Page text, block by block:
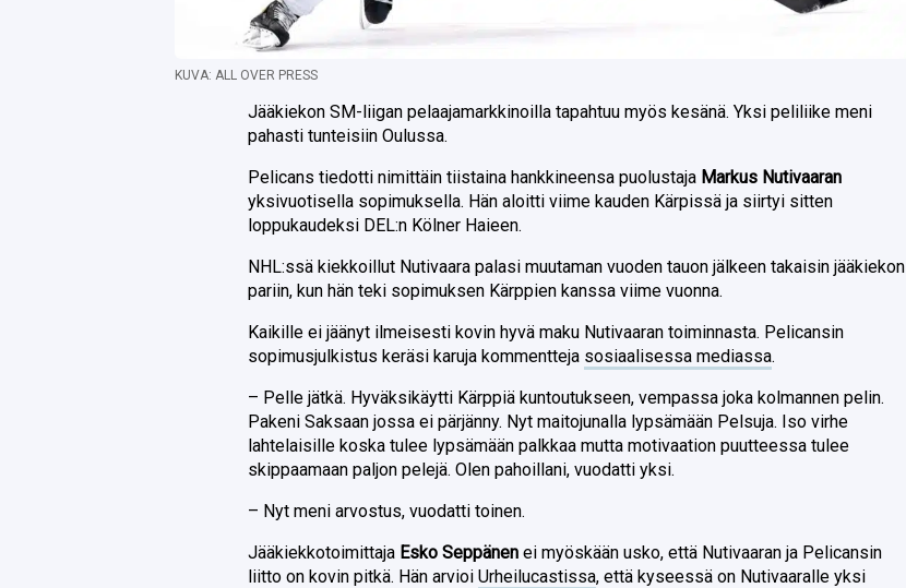
KUVA: ALL OVER PRESS
Jääkiekon SM-liigan pelaajamarkkinoilla tapahtuu myös kesänä. Yksi peliliike meni
pahasti tunteisiin Oulussa.
Pelicans tiedotti nimittäin tiistaina hankkineensa puolustaja Markus Nutivaaran
yksivuotisella sopimuksella. Hän aloitti viime kauden Kärpissä ja siirtyi sitten
loppukaudeksi DEL:n Kölner Haieen.
NHL:ssä kiekkoillut Nutivaara palasi muutaman vuoden tauon jälkeen takaisin jääkiekon
pariin, kun hän teki sopimuksen Kärppien kanssa viime vuonna.
Kaikille ei jäänyt ilmeisesti kovin hyvä maku Nutivaaran toiminnasta. Pelicansin
sopimusjulkistus keräsi karuja kommentteja sosiaalisessa mediassa.
– Pelle jätkä. Hyväksikäytti Kärppiä kuntoutukseen, vempassa joka kolmannen pelin.
Pakeni Saksaan jossa ei pärjänny. Nyt maitojunalla lypsämään Pelsuja. Iso virhe
lahtelaisille koska tulee lypsämään palkkaa mutta motivaation puutteessa tulee
skippaamaan paljon pelejä. Olen pahoillani, vuodatti yksi.
– Nyt meni arvostus, vuodatti toinen.
Jääkiekkotoimittaja Esko Seppänen ei myöskään usko, että Nutivaaran ja Pelicansin
liitto on kovin pitkä. Hän arvioiUrheilucastissa, että kyseessä on Nutivaaralle yksi